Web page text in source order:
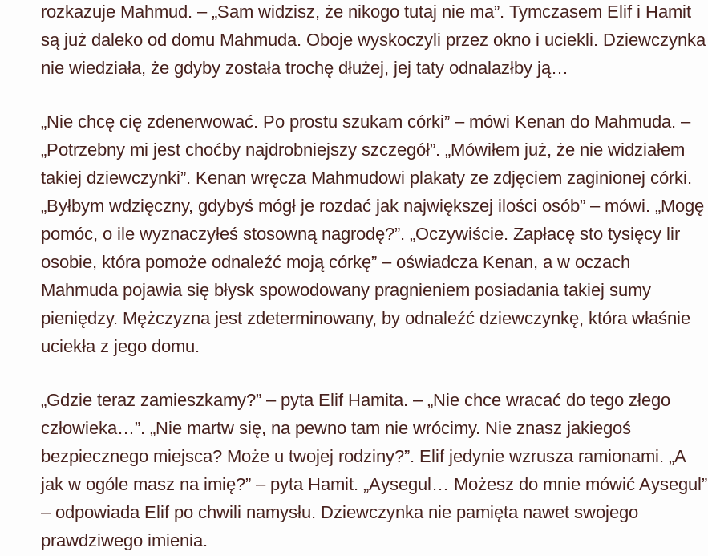
rozkazuje Mahmud. – „Sam widzisz, że nikogo tutaj nie ma”. Tymczasem Elif i Hamit
są już daleko od domu Mahmuda. Oboje wyskoczyli przez okno i uciekli. Dziewczynka
nie wiedziała, że gdyby została trochę dłużej, jej taty odnalazłby ją…
„Nie chcę cię zdenerwować. Po prostu szukam córki” – mówi Kenan do Mahmuda. –
„Potrzebny mi jest choćby najdrobniejszy szczegół”. „Mówiłem już, że nie widziałem
takiej dziewczynki”. Kenan wręcza Mahmudowi plakaty ze zdjęciem zaginionej córki.
„Byłbym wdzięczny, gdybyś mógł je rozdać jak największej ilości osób” – mówi. „Mogę
pomóc, o ile wyznaczyłeś stosowną nagrodę?”. „Oczywiście. Zapłacę sto tysięcy lir
osobie, która pomoże odnaleźć moją córkę” – oświadcza Kenan, a w oczach
Mahmuda pojawia się błysk spowodowany pragnieniem posiadania takiej sumy
pieniędzy. Mężczyzna jest zdeterminowany, by odnaleźć dziewczynkę, która właśnie
uciekła z jego domu.
„Gdzie teraz zamieszkamy?” – pyta Elif Hamita. – „Nie chce wracać do tego złego
człowieka…”. „Nie martw się, na pewno tam nie wrócimy. Nie znasz jakiegoś
bezpiecznego miejsca? Może u twojej rodziny?”. Elif jedynie wzrusza ramionami. „A
jak w ogóle masz na imię?” – pyta Hamit. „Aysegul… Możesz do mnie mówić Aysegul”
– odpowiada Elif po chwili namysłu. Dziewczynka nie pamięta nawet swojego
prawdziwego imienia.